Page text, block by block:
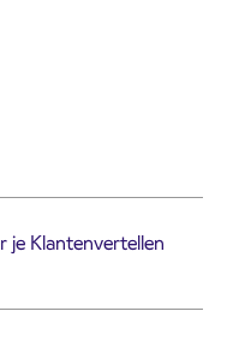
je Klantenvertellen